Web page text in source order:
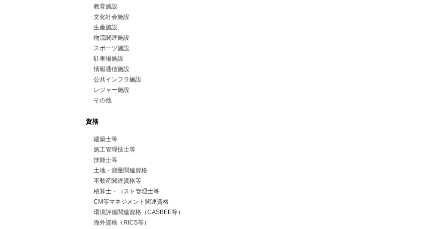
・ 教育施設
・ 文化社会施設
・ 生産施設
・ 物流関連施設
・ スポーツ施設
・駐車場施設
・情報通信施設
・ 公共インフラ施設
・ レジャー施設
・ その他
資格
・ 建築士等
・ 施工管理技士等
・ 技能士等
・ 土地・測量関連資格
・ 不動産関連資格等
・ 積算士・コスト管理士等
・ CM等マネジメント関連資格
・ 環境評価関連資格（CASBEE等）
・ 海外資格（RICS等）